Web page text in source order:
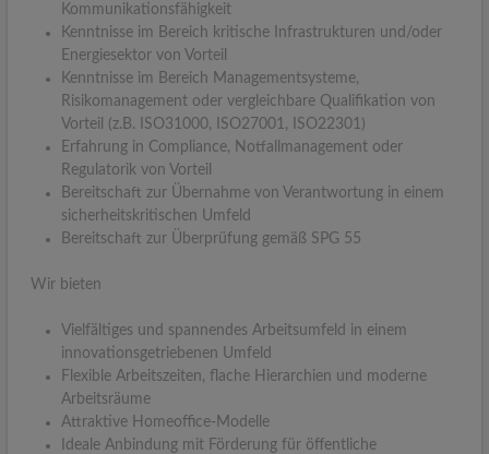
Kommunikationsfähigkeit
Kenntnisse im Bereich kritische Infrastrukturen und/oder
Energiesektor von Vorteil
Kenntnisse im Bereich Managementsysteme,
Risikomanagement oder vergleichbare Qualifikation von
Vorteil (z.B. ISO31000, ISO27001, ISO22301)
Erfahrung in Compliance, Notfallmanagement oder
Regulatorik von Vorteil
Bereitschaft zur Übernahme von Verantwortung in einem
sicherheitskritischen Umfeld
Bereitschaft zur Überprüfung gemäß SPG 55
Wir bieten
Vielfältiges und spannendes Arbeitsumfeld in einem
innovationsgetriebenen Umfeld
Flexible Arbeitszeiten, flache Hierarchien und moderne
Arbeitsräume
Attraktive Homeoffice-Modelle
Ideale Anbindung mit Förderung für öffentliche